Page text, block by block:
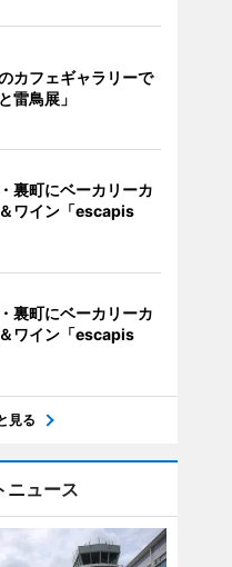
カフェギャラリーで
雷鳥展」
裏町にベーカリーカ
ワイン「escapis
裏町にベーカリーカ
ワイン「escapis
見る
ニュース